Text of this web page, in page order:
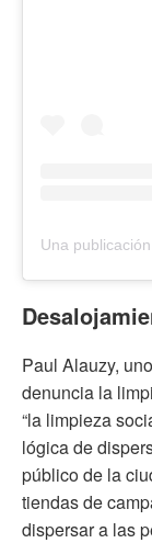
Paul Alauzy,
denuncia la
“la limpieza
lógica de
público de la
tiendas de
dispersar a las